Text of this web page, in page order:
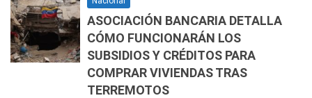
ASOCIACIÓN BANCARIA DETALLA
CÓMO FUNCIONARÁN LOS
SUBSIDIOS Y CRÉDITOS PARA
COMPRAR VIVIENDAS TRAS
TERREMOTOS